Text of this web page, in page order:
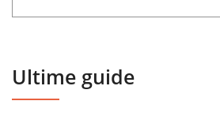
Ultime guide